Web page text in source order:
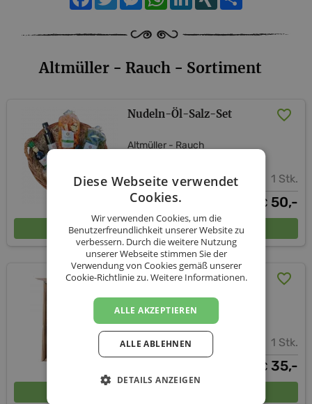
Altmüller - Rauch - Sortiment
Nudeln-Öl-Salz-Set
Altmüller - Rauch
1 Stk.
€ 50,-
In den Warenkorb
Genussbox Für`s Brot
Altmüller - Rauch
1 Stk.
€ 35,-
Diese Webseite verwendet
Cookies.
Wir verwenden Cookies, um die
Benutzerfreundlichkeit unserer Website zu
verbessern. Durch die weitere Nutzung
unserer Webseite stimmen Sie der
Verwendung von Cookies gemäß unserer
Cookie-Richtlinie zu.Weitere Informationen.
ALLE AKZEPTIEREN
ALLE ABLEHNEN
DETAILS ANZEIGEN